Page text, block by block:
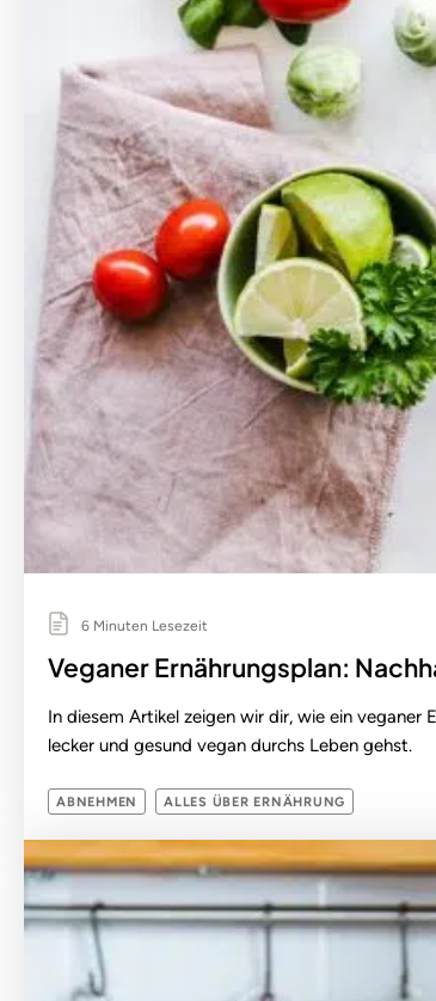
6 Minuten Lesezeit
Veganer Ernährungsplan:
In diesem Artikel zeigen wir dir, wie ein
lecker und gesund vegan durchs Leben gehst.
ABNEHMEN ALLES ÜBER ERNÄHRUNG